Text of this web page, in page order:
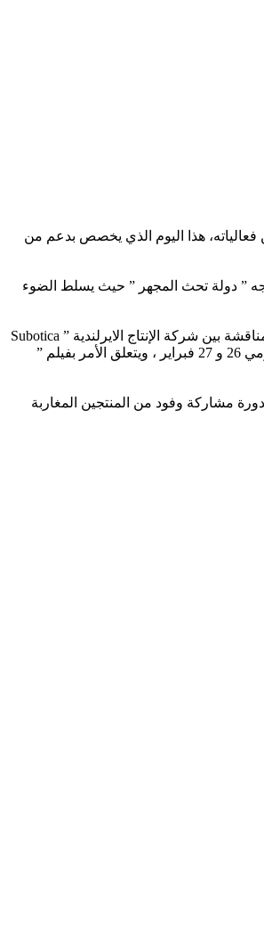
هذا اليوم الذي يخصص بدعم من
على أن يخصص يوم 21 فبراير للسينما المغربية، ضمن برنامجه ” دولة تحث المجهر ” حيث يسلط الضوء
اليوم المغربي في هذا المهرجان، سيشكل منصة للقاء المنتجين الايرلنديين مع نظرائهم المغاربة، وسيتم خلال هذا الحدث تقديم نموذج للتعاون بين البلدين، من خلال مناقشة بين شركة الإنتاج الايرلندية ” Subotica
” والمنتج المغربي حميد حراف حول تجربتهما في إنتاج سلسلة تلفزيونية تم تصويرها في المغرب، وسيتم أيضا عرض ثلاثة افلام مغربية في إطار فعاليات المهرجان يومي 26 و 27 فبراير ، ويتعلق الأمر بفيلم ”
الإيرلندية والعالمية، حيث يعود تاريخ انطلاق أول نسخة له الى عام 2003. وستعرف هذه الدورة مشاركة وفود من المنتجين المغاربة